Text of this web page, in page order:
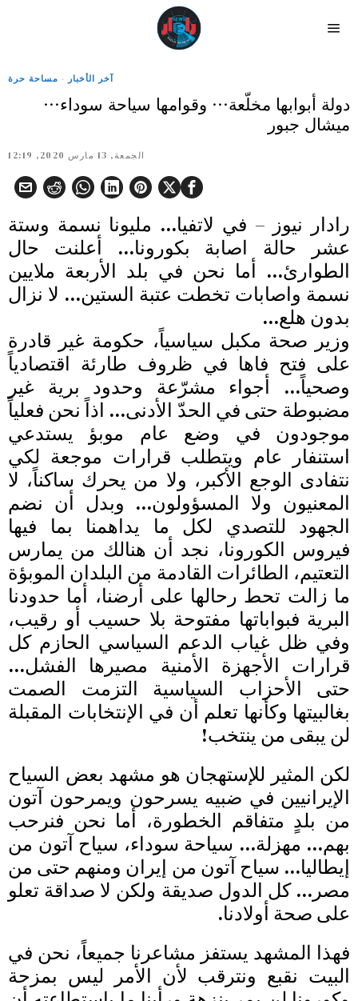
آخر الأخبار · مساحة حرة
دولة أبوابها مخلّعة… وقوامها سياحة سوداء…
ميشال جبور
الجمعة, 13 مارس 2020, 12:19
رادار نيوز – في لاتفيا… مليونا نسمة وستة
عشر حالة اصابة بكورونا… أعلنت حال
الطوارئ… أما نحن في بلد الأربعة ملايين
نسمة واصابات تخطت عتبة الستين… لا نزال
بدون هلع…
وزير صحة مكبل سياسياً، حكومة غير قادرة
على فتح فاها في ظروف طارئة اقتصادياً
وصحياً… أجواء مشرّعة وحدود برية غير
مضبوطة حتى في الحدّ الأدنى… اذاً نحن فعلياً
موجودون في وضع عام موبؤ يستدعي
استنفار عام ويتطلب قرارات موجعة لكي
نتفادى الوجع الأكبر، ولا من يحرك ساكناً، لا
المعنيون ولا المسؤولون… وبدل أن نضم
الجهود للتصدي لكل ما يداهمنا بما فيها
فيروس الكورونا، نجد أن هنالك من يمارس
التعتيم، الطائرات القادمة من البلدان الموبؤة
ما زالت تحط رحالها على أرضنا، أما حدودنا
البرية فبواباتها مفتوحة بلا حسيب أو رقيب،
وفي ظل غياب الدعم السياسي الحازم كل
قرارات الأجهزة الأمنية مصيرها الفشل…
حتى الأحزاب السياسية التزمت الصمت
بغالبيتها وكأنها تعلم أن في الإنتخابات المقبلة
لن يبقى من ينتخب!
لكن المثير للإستهجان هو مشهد بعض السياح
الإيرانيين في ضبيه يسرحون ويمرحون آتون
من بلدٍ متفاقم الخطورة، أما نحن فنرحب
بهم… مهزلة… سياحة سوداء، سياح آتون من
إيطاليا… سياح آتون من إيران ومنهم حتى من
مصر… كل الدول صديقة ولكن لا صداقة تعلو
على صحة أولادنا.
فهذا المشهد يستفز مشاعرنا جميعاً، نحن في
البيت نقبع ونترقب لأن الأمر ليس بمزحة